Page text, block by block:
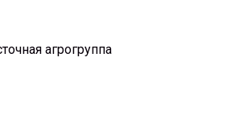
агрогруппа